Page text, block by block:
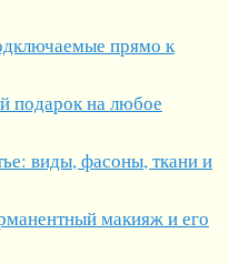
прямо к
подарок на любое
виды, фасоны, ткани и
макияж и его